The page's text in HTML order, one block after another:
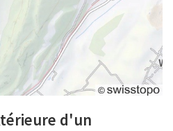
d'un